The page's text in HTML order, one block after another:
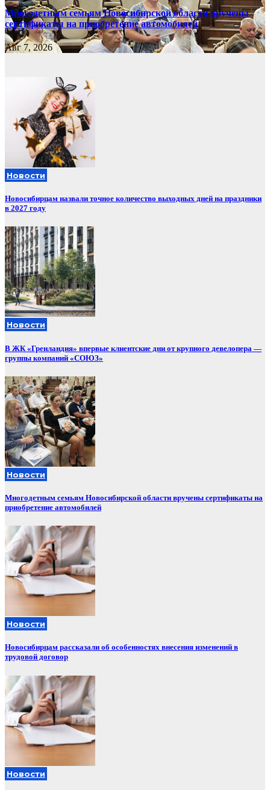
Многодетным семьям Новосибирской области вручены
сертификаты на приобретение автомобилей
Авг 7, 2026
Новости
Новосибирцам назвали точное количество выходных дней на праздники
в 2027 году
Новости
В ЖК «Гренландия» впервые клиентские дни от крупного девелопера —
группы компаний «СОЮЗ»
Новости
Многодетным семьям Новосибирской области вручены сертификаты на
приобретение автомобилей
Новости
Новосибирцам рассказали об особенностях внесения изменений в
трудовой договор
Новости